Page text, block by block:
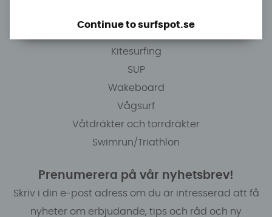
Kitesurfing
SUP
Wakeboard
Vågsurf
Våtdräkter och torrdräkter
Swimrun/Triathlon
Prenumerera på vår nyhetsbrev!
Skriv i din e-post adress om du är intresserad att få
nyheter om erbjudande, tips och råd och ny
Continue to surfspot.se